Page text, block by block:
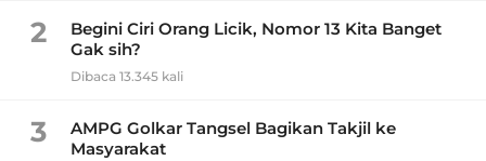
2
Begini Ciri Orang Licik, Nomor 13 Kita Banget
Gak sih?
Dibaca 13.345 kali
3
AMPG Golkar Tangsel Bagikan Takjil ke
Masyarakat